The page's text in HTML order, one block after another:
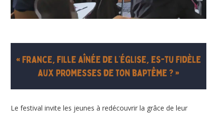
Le festival invite les jeunes à redécouvrir la grâce de leur